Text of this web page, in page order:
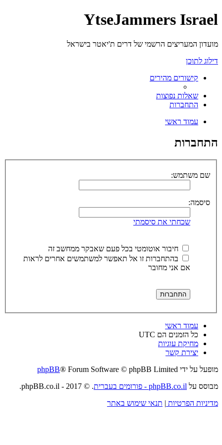
YtseJammers Israel
מועדון המעריצים הרשמי של דרים ת'יאטר בישראל
דילוג לתוכן
קישורים מהירים
שאלות נפוצות
התחברות
עמוד ראשי
התחברות
שם משתמש:
סיסמה:
שכחתי את סיסמתי
חיבור אוטומטי בכל פעם שאבקר ממחשב זה
בהתחברות זו אל תאפשר למשתמשים אחרים לראות
אם אני מחובר
עמוד ראשי
כל הזמנים הם UTC
מחיקת עוגיות
יצירת קשר
מופעל על ידי
phpBB® Forum Software © phpBB Limited
מבוסס על phpBB.co.il - פורומים בעברית
. © 2017 - phpBB.co.il.
מדיניות הפרטיות | תנאי שימוש באתר